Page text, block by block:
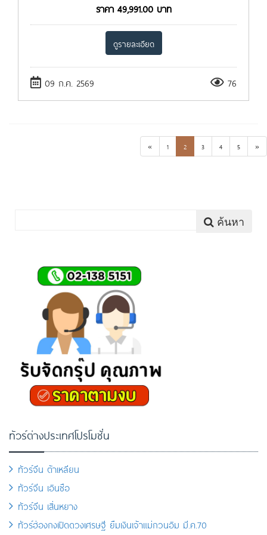
ราคา 49,991.00บาท
ดูรายละเอียด
09 ก.ค. 2569 76
« 1 2 3 4 5 »
ค้นหา
ทัวร์ต่างประเทศโปรโมชั่น
ทัวร์จีน ต้าเหลียน
ทัวร์จีน เอินซือ
ทัวร์จีน เสิ่นหยาง
ทัวร์ฮ่องกงเปิดดวงเศรษฐี ยืมเงินเจ้าแม่กวนอิม มี.ค.70